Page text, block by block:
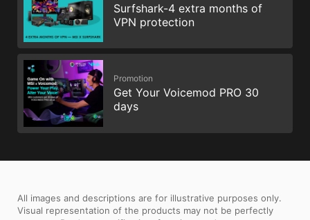
Surfshark-4 extra months of
VPN protection
Promotion
Get Your Voicemod PRO 30
days
All images and descriptions are for illustrative purposes only.
Visual representation of the products may not be perfectly